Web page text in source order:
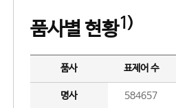
품사별 현황1)
품사 표제어 수
명사 584657